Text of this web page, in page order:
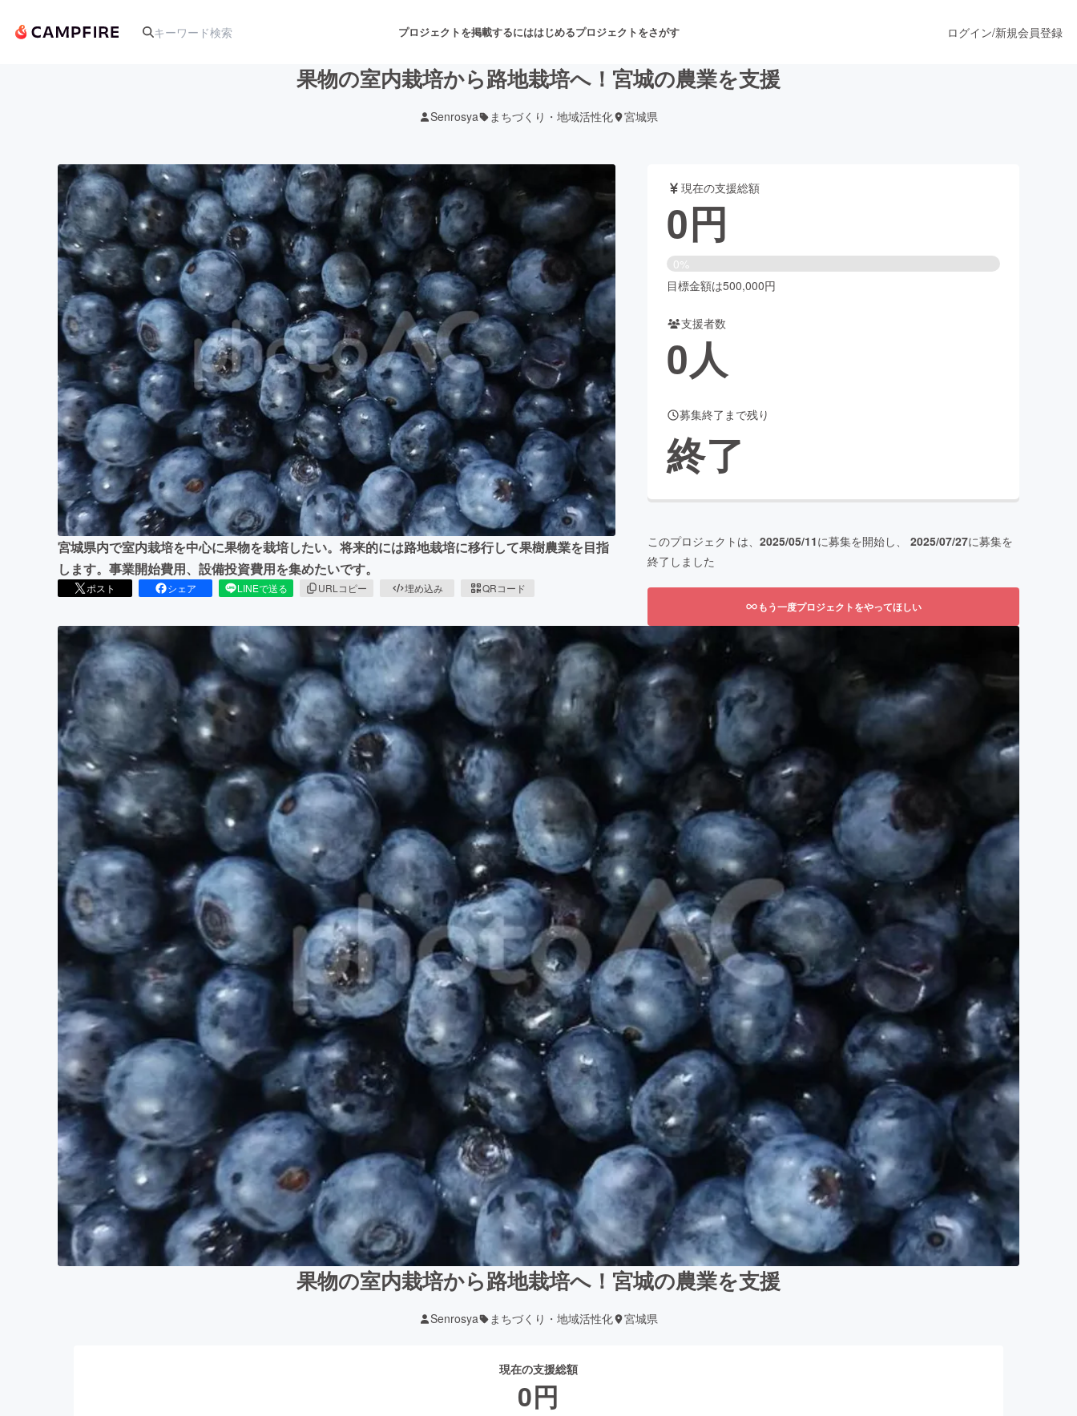
プロジェクトを掲載するにははじめるプロジェクトをさがす
アート・写真 音楽 舞台・パフォーマンス
テクノロジー・ガジェット ゲーム・サービス開発 フード・飲食店
映像・映画 書籍・雑誌出版 アニメ・漫画
ビジネス・起業 チャレンジ ビューティー・ヘルスケア
まちづくり・地域活性化
CAMPFIRE for Social GoodCAMPFIRE Creation
CAMPFIREふるさと納税machi-yaコミュニティ
ログイン/新規会員登録
果物の室内栽培から路地栽培へ！宮城の農業を支援
Senrosya まちづくり・地域活性化 宮城県
宮城県内で室内栽培を中心に果物を栽培したい。将来的には路地栽培に移行して果樹農業を目指
します。事業開始費用、設備投資費用を集めたいです。
ポスト シェア LINEで送る URLコピー 埋め込み QRコード
現在の支援総額
0円
0%
目標金額は500,000円
支援者数
0人
募集終了まで残り
終了
このプロジェクトは、 2025/05/11に募集を開始し、 2025/07/27に募集を
終了しました
もう一度プロジェクトをやってほしい
果物の室内栽培から路地栽培へ！宮城の農業を支援
Senrosya まちづくり・地域活性化 宮城県
現在の支援総額
0円